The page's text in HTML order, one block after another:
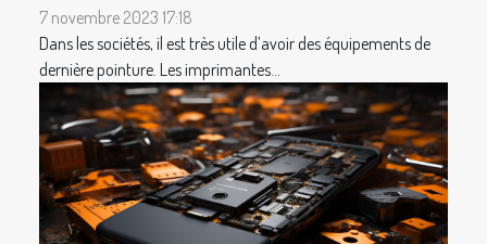
7 novembre 2023 17:18
Dans les sociétés, il est très utile d’avoir des équipements de
dernière pointure. Les imprimantes...